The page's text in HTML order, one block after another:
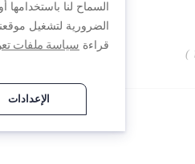
السماح لنا
الضرورية لتشغيل
قراءة سياسة ملفات
الإعدادات